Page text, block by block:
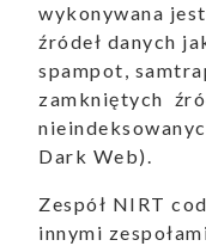
wykonywana
źródeł danych
spampot,
zamkniętych
Dark Web).
Zespół NIRT
innymi